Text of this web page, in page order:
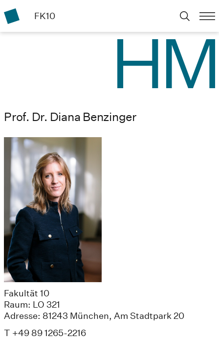
FK10
Prof. Dr. Diana Benzinger
Fakultät 10
Raum: LO 321
Adresse: 81243 München, Am Stadtpark 20
T +49 89 1265-2216